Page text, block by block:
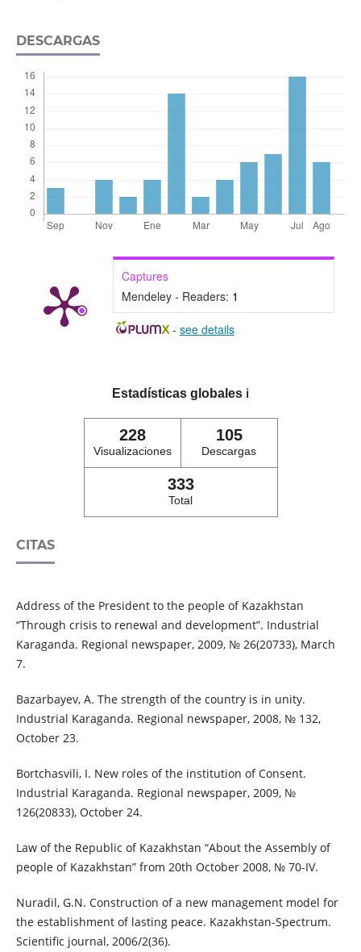
DESCARGAS
Captures
Mendeley - Readers: 1
- see details
Estadísticas globales ℹ️
228
Visualizaciones
105
Descargas
333
Total
CITAS
Address of the President to the people of Kazakhstan
“Through crisis to renewal and development”. Industrial
Karaganda. Regional newspaper, 2009, № 26(20733), March
7.
Bazarbayev, A. The strength of the country is in unity.
Industrial Karaganda. Regional newspaper, 2008, № 132,
October 23.
Bortchasvili, I. New roles of the institution of Consent.
Industrial Karaganda. Regional newspaper, 2009, №
126(20833), October 24.
Law of the Republic of Kazakhstan “About the Assembly of
people of Kazakhstan” from 20th October 2008, № 70-IV.
Nuradil, G.N. Construction of a new management model for
the establishment of lasting peace. Kazakhstan-Spectrum.
Scientific journal, 2006/2(36).